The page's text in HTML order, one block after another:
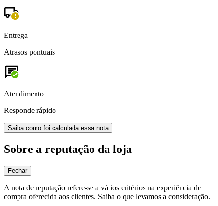
Entrega
Atrasos pontuais
Atendimento
Responde rápido
Saiba como foi calculada essa nota
Sobre a reputação da loja
Fechar
A nota de reputação refere-se a vários critérios na experiência de
compra oferecida aos clientes. Saiba o que levamos a consideração.